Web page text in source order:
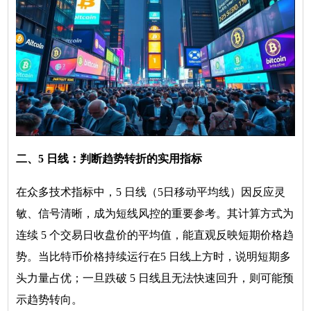
二、5 日线：判断趋势转折的实用指标
在众多技术指标中，5 日线（5日移动平均线）因反应灵
敏、信号清晰，成为短线风控的重要参考。其计算方式为
连续 5 个交易日收盘价的平均值，能直观反映短期价格趋
势。当比特币价格持续运行在5 日线上方时，说明短期多
头力量占优；一旦跌破 5 日线且无法快速回升，则可能预
示趋势转向。